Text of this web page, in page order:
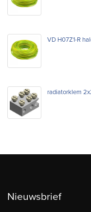
VD H07Z1-R
radiatorklem
Nieuwsbrief